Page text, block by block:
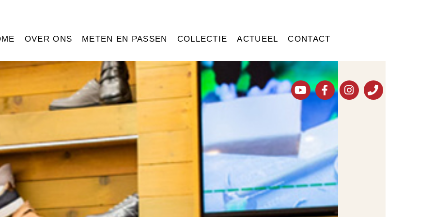
OVER ONS METEN EN PASSEN COLLECTIE ACTUEEL CONTACT